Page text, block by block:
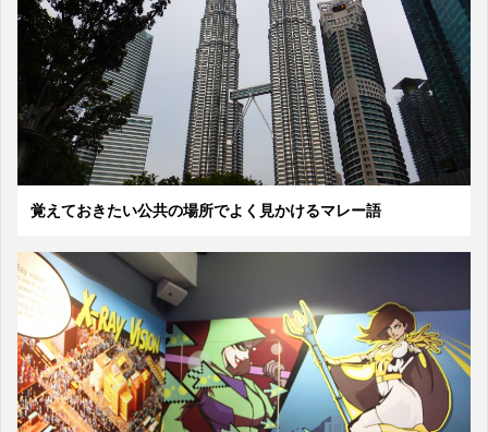
覚えておきたい公共の場所でよく見かけるマレー語